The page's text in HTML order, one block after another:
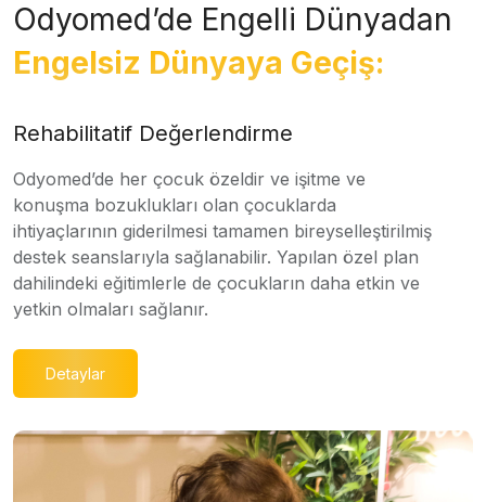
Odyomed’de Engelli Dünyadan
Engelsiz Dünyaya Geçiş:
Rehabilitatif Değerlendirme
Odyomed’de her çocuk özeldir ve işitme ve
konuşma bozuklukları olan çocuklarda
ihtiyaçlarının giderilmesi tamamen bireyselleştirilmiş
destek seanslarıyla sağlanabilir. Yapılan özel plan
dahilindeki eğitimlerle de çocukların daha etkin ve
yetkin olmaları sağlanır.
Detaylar